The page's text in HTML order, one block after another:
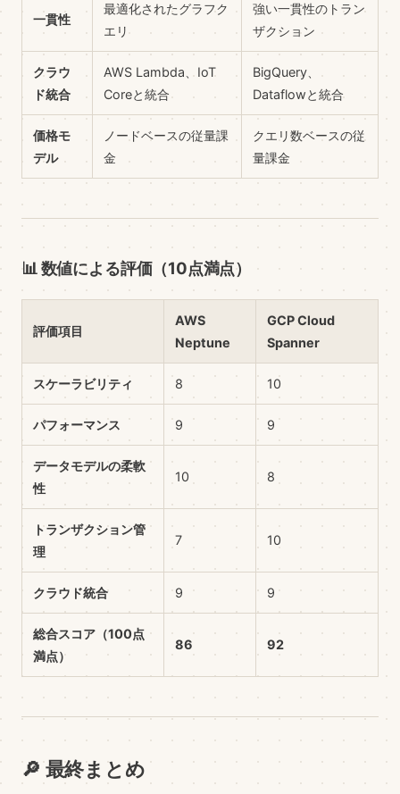
一貫性
最適化されたグラフク
エリ
強い一貫性のトラン
ザクション
クラウ
ド統合
AWS Lambda、IoT
Coreと統合
BigQuery、
Dataflowと統合
価格モ
デル
ノードベースの従量課
金
クエリ数ベースの従
量課金
📊 数値による評価（10点満点）
評価項目
AWS
Neptune
GCP Cloud
Spanner
スケーラビリティ 8 10
パフォーマンス 9 9
データモデルの柔軟
性
10 8
トランザクション管
理
7 10
クラウド統合 9 9
総合スコア（100点
満点）
86 92
🔎 最終まとめ